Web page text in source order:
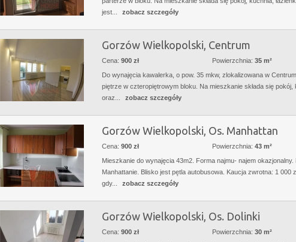
jest...
zobacz szczegóły
Gorzów Wielkopolski, Centrum
Cena: 900 zł Powierzchnia: 35 m²
Do wynajęcia kawalerka, o pow. 35 mkw, zlokalizowana w
piętrze w czteropiętrowym bloku. Na mieszkanie składa się pokój,
oraz...
zobacz szczegóły
Gorzów Wielkopolski, Os. Manhattan
Cena: 900 zł Powierzchnia: 43 m²
Mieszkanie do wynajęcia 43m2. Forma najmu- najem
Manhattanie. Blisko jest pętla autobusowa. Kaucja zwrotna: 1 000
gdy...
zobacz szczegóły
Gorzów Wielkopolski, Os. Dolinki
Cena: 900 zł Powierzchnia: 30 m²